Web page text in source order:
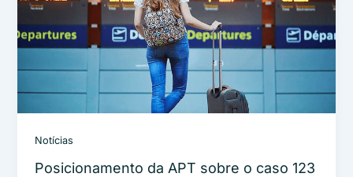
Notícias
Posicionamento da APT sobre o caso 123